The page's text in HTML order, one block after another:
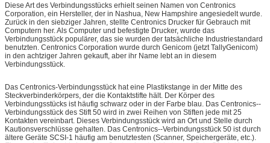
Diese Art des Verbindungsstücks erhielt seinen Namen von Centronics
Corporation, ein Hersteller, der in Nashua, New Hampshire angesiedelt wurde.
Zurück in den siebziger Jahren, stellte Centronics Drucker für Gebrauch mit
Computern her. Als Computer und befestigte Drucker, wurde das
Verbindungsstück populärer, das sie wurden der tatsächliche Industriestandard
benutzten. Centronics Corporation wurde durch Genicom (jetzt TallyGenicom)
in den achtziger Jahren gekauft, aber ihr Name lebt an in diesem
Verbindungsstück.
Das Centronics-Verbindungsstück hat eine Plastikstange in der Mitte des
Steckverbinderkörpers, der die Kontaktstifte hält. Der Körper des
Verbindungsstücks ist häufig schwarz oder in der Farbe blau. Das Centronics--
Verbindungsstück des Stift 50 wird in zwei Reihen von Stiften jede mit 25
Kontakten vereinbart. Dieses Verbindungsstück wird an Ort und Stelle durch
Kautionsverschlüsse gehalten. Das Centronics--Verbindungsstück 50 ist durch
ältere Geräte SCSI-1 häufig am benutztesten (Scanner, Speichergeräte, etc.).